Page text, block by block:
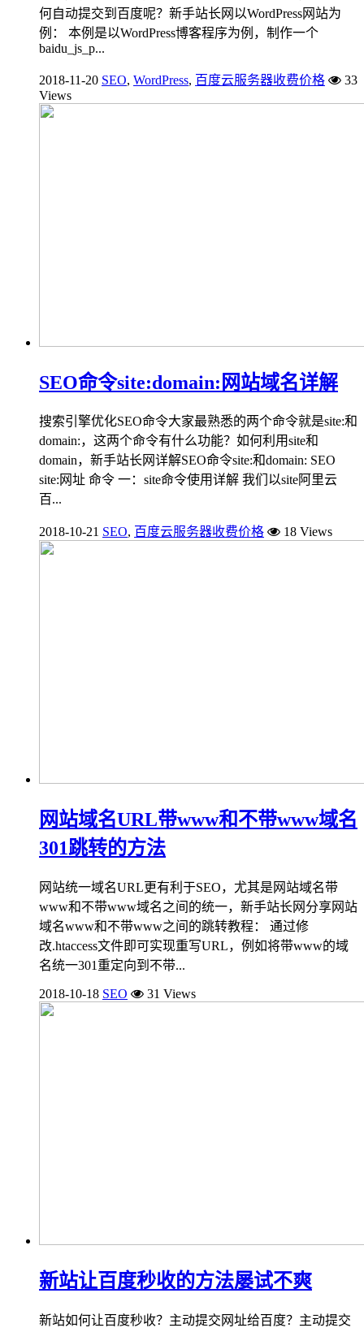
何自动提交到百度呢？新手站长网以WordPress网站为
例： 本例是以WordPress博客程序为例，制作一个
baidu_js_p...
2018-11-20 SEO, WordPress, 百度云服务器收费价格
33
Views
SEO命令site:domain:网站域名详解
搜索引擎优化SEO命令大家最熟悉的两个命令就是site:和
domain:，这两个命令有什么功能？如何利用site和
domain，新手站长网详解SEO命令site:和domain: SEO
site:网址 命令 一：site命令使用详解 我们以site阿里云
百...
2018-10-21 SEO, 百度云服务器收费价格 18 Views
网站域名URL带www和不带www域名
301跳转的方法
网站统一域名URL更有利于SEO，尤其是网站域名带
www和不带www域名之间的统一，新手站长网分享网站
域名www和不带www之间的跳转教程： 通过修
改.htaccess文件即可实现重写URL，例如将带www的域
名统一301重定向到不带...
2018-10-18 SEO 31 Views
新站让百度秒收的方法屡试不爽
新站如何让百度秒收？主动提交网址给百度？主动提交